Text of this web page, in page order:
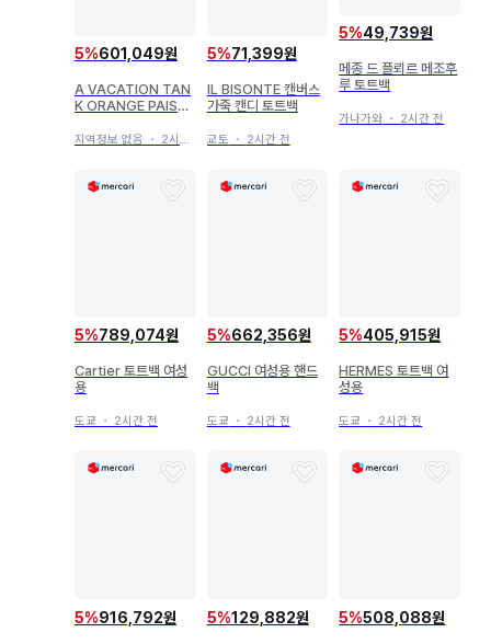
5%601,049원
A VACATION TAN
K ORANGE PAISLE
지역정보 없음 ・ 2시간 전
5%71,399원
IL BISONTE 캔버스
가죽 캔디 토트백
교토 ・ 2시간 전
5%49,739원
메종 드 플뢰르 메조후
루 토트백
가나가와 ・ 2시간 전
5%789,074원
Cartier 토트백 여성
용
도쿄 ・ 2시간 전
5%662,356원
GUCCI 여성용 핸드
백
도쿄 ・ 2시간 전
5%405,915원
HERMES 토트백 여
성용
도쿄 ・ 2시간 전
5%916,792원 5%129,882원 5%508,088원